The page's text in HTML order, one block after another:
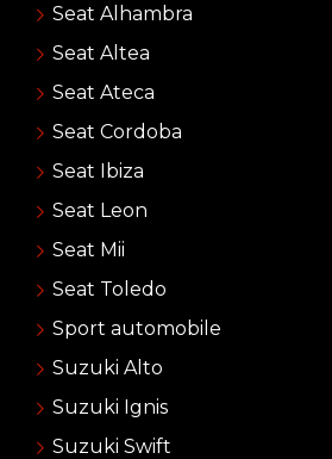
Seat Alhambra
Seat Altea
Seat Ateca
Seat Cordoba
Seat Ibiza
Seat Leon
Seat Mii
Seat Toledo
Sport automobile
Suzuki Alto
Suzuki Ignis
Suzuki Swift